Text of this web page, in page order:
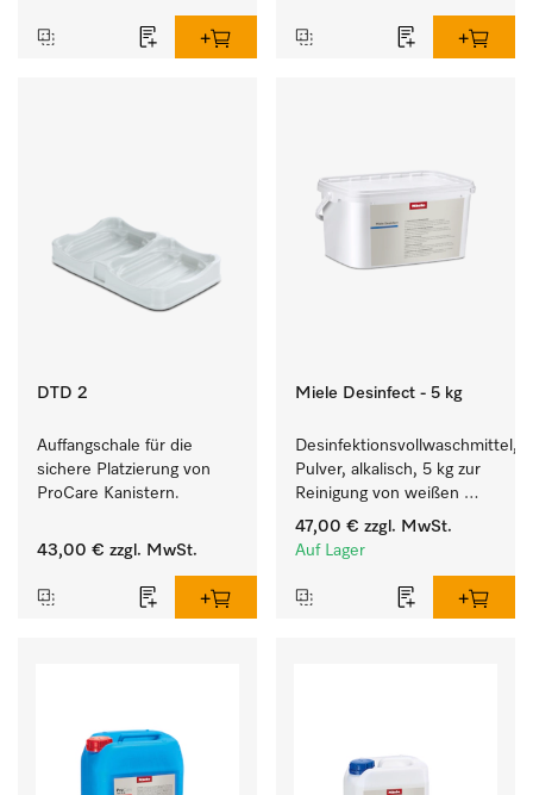
DTD 2
Auffangschale für die
sichere Platzierung von
ProCare Kanistern.
43,00 € zzgl. MwSt.
Miele Desinfect - 5 kg
Desinfektionsvollwaschmittel,
Pulver, alkalisch, 5 kg zur
Reinigung von weißen
Textilien und farbechter
Buntwäsche.
47,00 € zzgl. MwSt.
Auf Lager